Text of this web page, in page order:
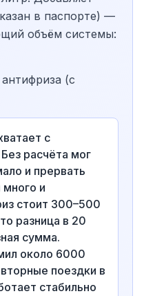
в паспорте) —
объём системы:
(с
с
расчёта мог
и прервать
и
стоит 300–500
разница в 20
сумма.
около 6000
поездки в
стабильно